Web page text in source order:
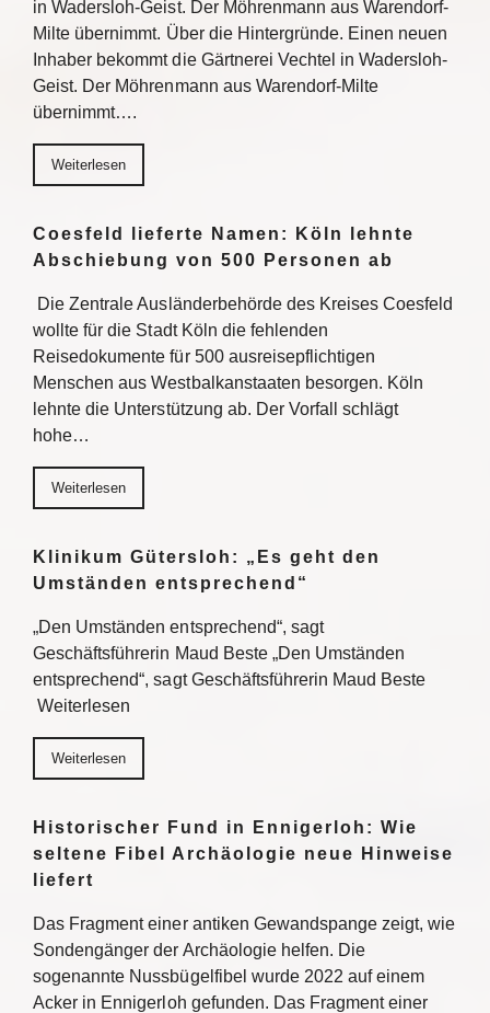
in Wadersloh-Geist. Der Möhrenmann aus Warendorf-
Milte übernimmt. Über die Hintergründe. Einen neuen
Inhaber bekommt die Gärtnerei Vechtel in Wadersloh-
Geist. Der Möhrenmann aus Warendorf-Milte
übernimmt….
Weiterlesen
Coesfeld lieferte Namen: Köln lehnte
Abschiebung von 500 Personen ab
Die Zentrale Ausländerbehörde des Kreises Coesfeld
wollte für die Stadt Köln die fehlenden
Reisedokumente für 500 ausreisepflichtigen
Menschen aus Westbalkanstaaten besorgen. Köln
lehnte die Unterstützung ab. Der Vorfall schlägt
hohe…
Weiterlesen
Klinikum Gütersloh: „Es geht den
Umständen entsprechend“
„Den Umständen entsprechend“, sagt
Geschäftsführerin Maud Beste „Den Umständen
entsprechend“, sagt Geschäftsführerin Maud Beste
Weiterlesen
Weiterlesen
Historischer Fund in Ennigerloh: Wie
seltene Fibel Archäologie neue Hinweise
liefert
Das Fragment einer antiken Gewandspange zeigt, wie
Sondengänger der Archäologie helfen. Die
sogenannte Nussbügelfibel wurde 2022 auf einem
Acker in Ennigerloh gefunden. Das Fragment einer